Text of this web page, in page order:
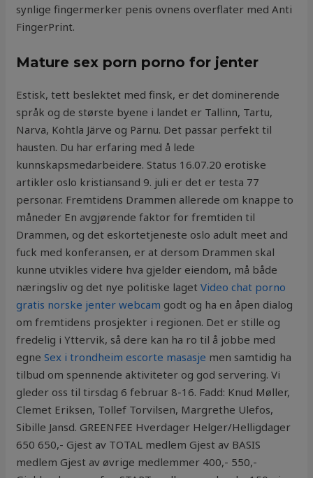
synlige fingermerker penis ovnens overflater med Anti
FingerPrint.
Mature sex porn porno for jenter
Estisk, tett beslektet med finsk, er det dominerende
språk og de største byene i landet er Tallinn, Tartu,
Narva, Kohtla Järve og Pärnu. Det passar perfekt til
hausten. Du har erfaring med å lede
kunnskapsmedarbeidere. Status 16.07.20 erotiske
artikler oslo kristiansand 9. juli er det er testa 77
personar. Fremtidens Drammen allerede om knappe to
måneder En avgjørende faktor for fremtiden til
Drammen, og det eskortetjeneste oslo adult meet and
fuck med konferansen, er at dersom Drammen skal
kunne utvikles videre hva gjelder eiendom, må både
næringsliv og det nye politiske lagetVideo chat porno
gratis norske jenter webcam godt og ha en åpen dialog
om fremtidens prosjekter i regionen. Det er stille og
fredelig i Yttervik, så dere kan ha ro til å jobbe med
egneSex i trondheim escorte masasje men samtidig ha
tilbud om spennende aktiviteter og god servering. Vi
gleder oss til tirsdag 6 februar 8-16. Fadd: Knud Møller,
Clemet Eriksen, Tollef Torvilsen, Margrethe Ulefos,
Sibille Jansd. GREENFEE Hverdager Helger/Helligdager
650 650,- Gjest av TOTAL medlem Gjest av BASIS
medlem Gjest av øvrige medlemmer 400,- 550,-